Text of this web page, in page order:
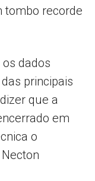
tombo recorde
dados
principais
que a
em
o